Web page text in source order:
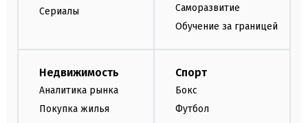
Сериалы
Саморазвитие
Обучение за границей
Недвижимость
Аналитика рынка
Покупка жилья
Спорт
Бокс
Футбол